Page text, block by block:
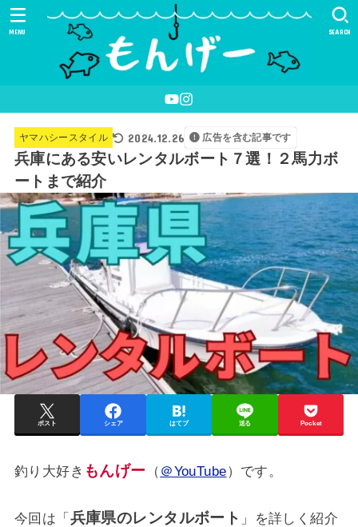
SEARCH
MENU
ヤマハシースタイル 2024.12.26 広告を含む記事です
兵庫にある安いレンタルボート７選！２馬力ボ
ートまで紹介
ポスト シェア はてブ 送る Pocket
釣り大好き もんげー （ ＠YouTube）です。
今回は「 兵庫県のレンタルボート 」を詳しく紹介